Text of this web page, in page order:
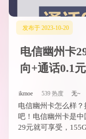
发布于 2023-10-20
电信幽州卡
向+通话0.1
ikmoe 539 热度 无~
电信幽州卡怎么样
吧！电信幽州卡是
29元就可享受，